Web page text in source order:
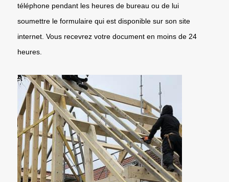
téléphone pendant les heures de bureau ou de lui
soumettre le formulaire qui est disponible sur son site
internet. Vous recevrez votre document en moins de 24
heures.